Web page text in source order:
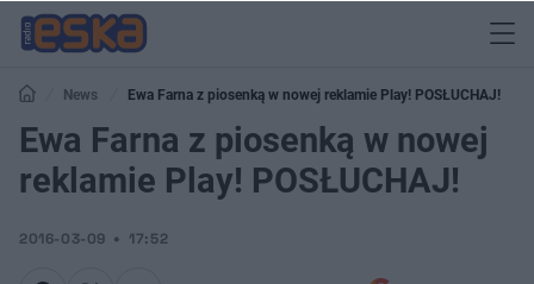
News Ewa Farna z piosenką w nowej reklamie Play! POSŁUCHAJ!
Ewa Farna z piosenką w nowej
reklamie Play! POSŁUCHAJ!
2016-03-09 17:52